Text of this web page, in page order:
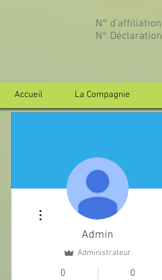
N°
N°
Accueil La Compagnie
Admin
Administrateur
0 0
Plus d'actions